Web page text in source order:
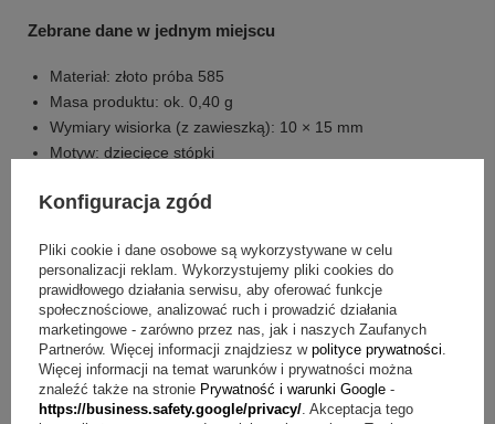
Zebrane dane w jednym miejscu
Materiał: złoto próba 585
Masa produktu: ok. 0,40 g
Wymiary wisiorka (z zawieszką): 10 × 15 mm
Motyw: dziecięce stópki
Metki jubilerskie: dołączone
(krótkie imię i data, bądź inicjały oraz data)
W cenie są ujęte następujące elementy
grawerunek na rewersie wisiorka np. (krótkie imię i data,
bądź inicjały oraz data)
Pytania przed zakupem
Konfiguracja zgód
Pliki cookie i dane osobowe są wykorzystywane w celu
personalizacji reklam. Wykorzystujemy pliki cookies do
prawidłowego działania serwisu, aby oferować funkcje
społecznościowe, analizować ruch i prowadzić działania
marketingowe - zarówno przez nas, jak i naszych Zaufanych
Partnerów. Więcej informacji znajdziesz w polityce prywatności.
Więcej informacji na temat warunków i prywatności można
znaleźć także na stronie Prywatność i warunki Google -
https://business.safety.google/privacy/. Akceptacja tego